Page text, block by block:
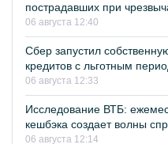
пострадавших при
06 августа 12:40
Сбер запустил
кредитов с льготным
06 августа 12:33
Исследование ВТБ:
кешбэка создает волны
06 августа 12:14